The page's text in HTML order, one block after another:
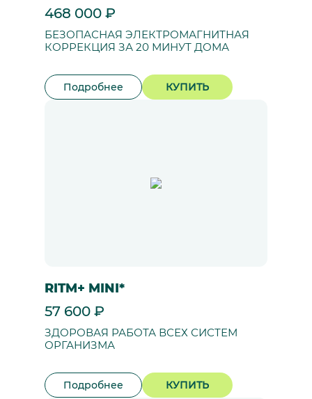
468 000 ₽
БЕЗОПАСНАЯ ЭЛЕКТРОМАГНИТНАЯ
КОРРЕКЦИЯ ЗА 20 МИНУТ ДОМА
Подробнее КУПИТЬ
RITM+ MINI*
57 600 ₽
ЗДОРОВАЯ РАБОТА ВСЕХ СИСТЕМ
ОРГАНИЗМА
Подробнее КУПИТЬ